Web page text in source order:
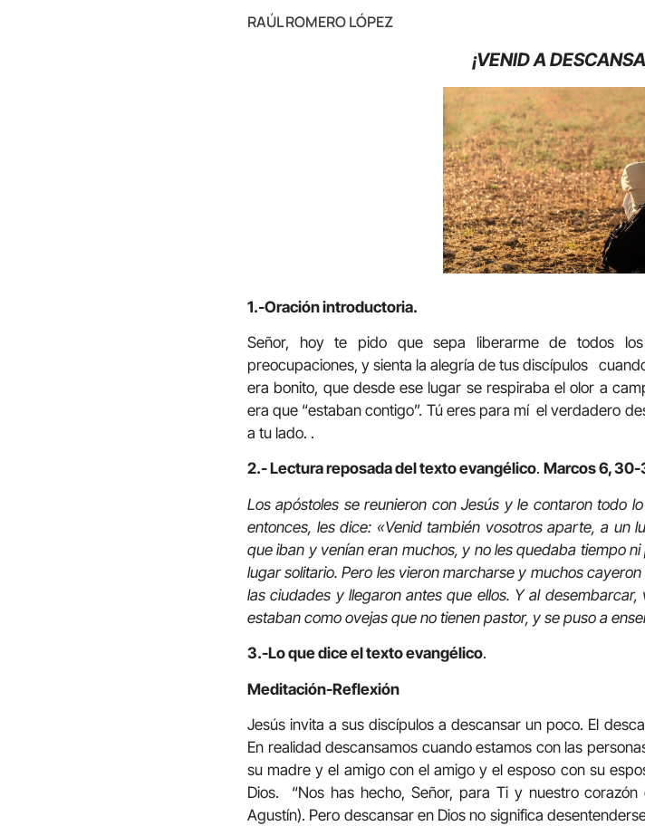
RAÚL ROMERO LÓPEZ
¡VENID A
1.-Oración introductoria.
Señor, hoy te pido que sepa liberarme de todos
preocupaciones, y sienta la alegría de tus discípulos
era bonito, que desde ese lugar se respiraba el olor a
era que “estaban contigo”. Tú eres para mí el verdadero
a tu lado. .
2.- Lectura reposada del texto evangélico. Marcos 6,
Los apóstoles se reunieron con Jesús y le contaron todo
entonces, les dice: «Venid también vosotros aparte, a un
que iban y venían eran muchos, y no les quedaba tiempo
lugar solitario. Pero les vieron marcharse y muchos
las ciudades y llegaron antes que ellos. Y al
estaban como ovejas que no tienen pastor, y se puso a
3.-Lo que dice el texto evangélico.
Meditación-Reflexión
Jesús invita a sus discípulos a descansar un poco. El
En realidad descansamos cuando estamos con las
su madre y el amigo con el amigo y el esposo con su
Dios. “Nos has hecho, Señor, para Ti y nuestro
Agustín). Pero descansar en Dios no significa